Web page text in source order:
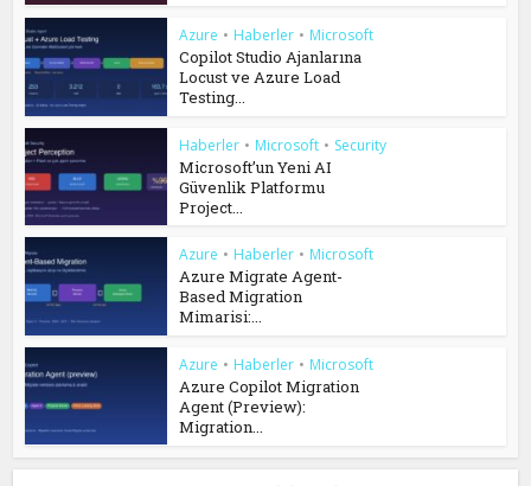
Azure • Haberler • Microsoft
Copilot Studio Ajanlarına
Locust ve Azure Load
Testing...
Haberler • Microsoft • Security
Microsoft’un Yeni AI
Güvenlik Platformu
Project...
Azure • Haberler • Microsoft
Azure Migrate Agent-
Based Migration
Mimarisi:...
Azure • Haberler • Microsoft
Azure Copilot Migration
Agent (Preview):
Migration...